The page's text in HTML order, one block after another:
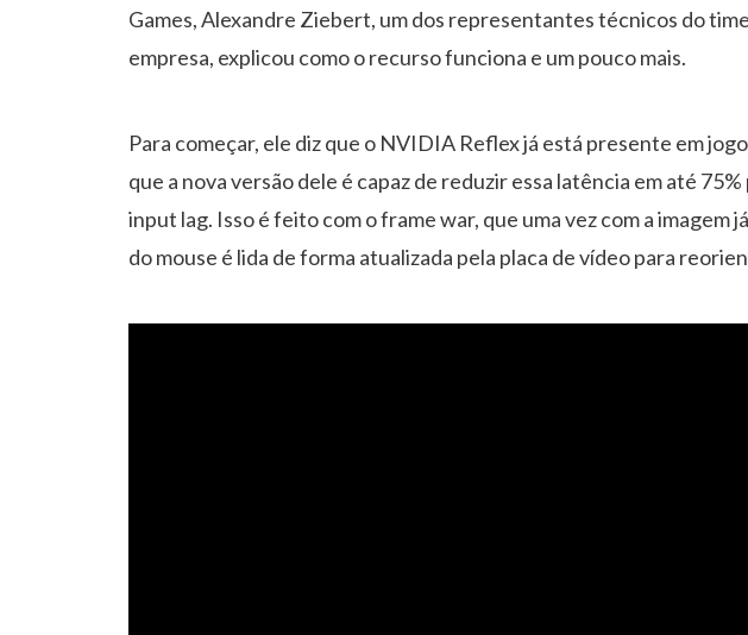
Games, Alexandre Ziebert, um dos representantes técnicos do
empresa, explicou como o recurso funciona e um pouco mais.
Para começar, ele diz que o NVIDIA Reflex já está presente em
que a nova versão dele é capaz de reduzir essa latência em até
input lag. Isso é feito com o frame war, que uma vez com a imagem
do mouse é lida de forma atualizada pela placa de vídeo para